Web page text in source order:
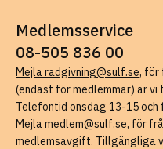
Medlemsservice
08-505 836 00
Mejla radgivning@sulf.se, för
(endast för medlemmar) är
Telefontid onsdag 13-15 och
Mejla medlem@sulf.se, för
medlemsavgift. Tillgängliga